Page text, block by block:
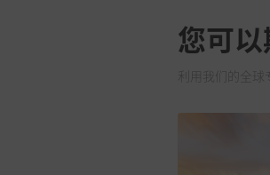
您可
利用我们的全球